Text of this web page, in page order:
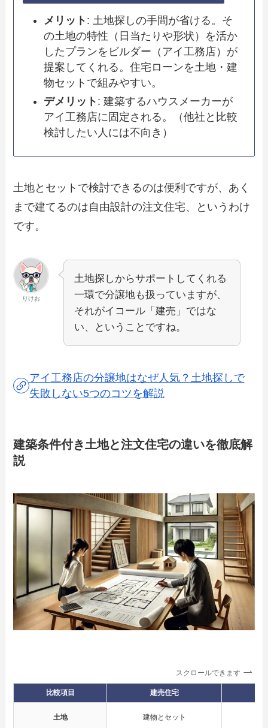
メリット : 土地探しの手間が省ける。そ
の土地の特性（日当たりや形状）を活か
したプランをビルダー（アイ工務店）が
提案してくれる。住宅ローンを土地・建
物セットで組みやすい。
デメリット : 建築するハウスメーカーが
アイ工務店に固定される。（他社と比較
検討したい人には不向き）
土地とセットで検討できるのは便利ですが、あく
まで建てるのは自由設計の注文住宅、というわけ
です。
りけお
土地探しからサポートしてくれる
一環で分譲地も扱っていますが、
それがイコール「建売」ではな
い、ということですね。
アイ工務店の分譲地はなぜ人気？土地探しで
失敗しない5つのコツを解説
建築条件付き土地と注文住宅の違いを徹底解
説
スクロールできます
比較項目 建売住宅
土地 建物とセット